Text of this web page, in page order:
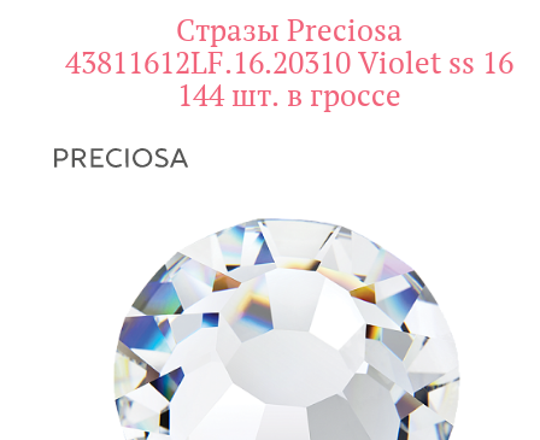
Стразы Preciosa
43811612LF.16.20310 Violet ss 16
144 шт. в гроссе